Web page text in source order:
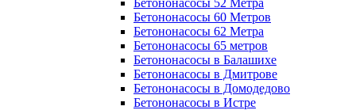
Бетононасосы 52 Метра
Бетононасосы 60 Метров
Бетононасосы 62 Метра
Бетононасосы 65 метров
Бетононасосы в Балашихе
Бетононасосы в Дмитрове
Бетононасосы в Домодедово
Бетононасосы в Истре